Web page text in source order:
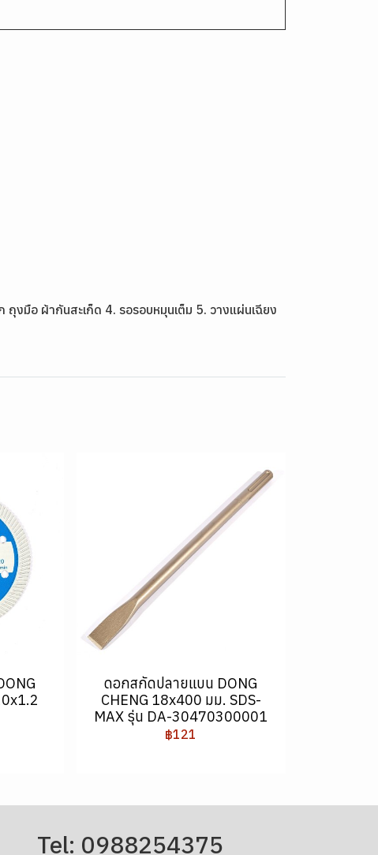
งมือ ผ้ากันสะเก็ด 4. รอรอบหมุนเต็ม 5. วางแผ่นเฉียง
ดอกสกัดปลายแบน DONG
CHENG 18x400 มม. SDS-
MAX รุ่น DA-30470300001
฿121
Tel: 0988254375